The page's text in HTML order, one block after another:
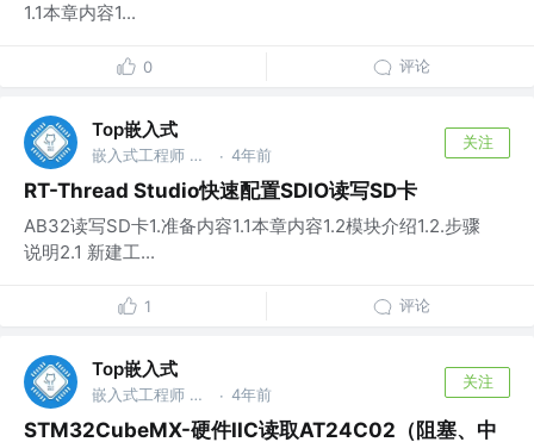
1.1本章内容1...
0 评论
Top嵌入式
嵌入式工程师 @华为 · 4年前
关注
RT-Thread Studio快速配置SDIO读写SD卡
AB32读写SD卡1.准备内容1.1本章内容1.2模块介绍1.2.步骤
说明2.1 新建工...
1 评论
Top嵌入式
嵌入式工程师 @华为 · 4年前
关注
STM32CubeMX-硬件IIC读取AT24C02（阻塞、中